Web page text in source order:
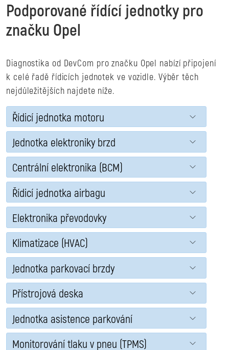
Podporované řídící jednotky pro
značku Opel
Diagnostika od DevCom pro značku Opel nabízí připojení
k celé řadě řídicích jednotek ve vozidle. Výběr těch
nejdůležitějších najdete níže.
Řídicí jednotka motoru
Jednotka elektroniky brzd
Centrální elektronika (BCM)
Řídicí jednotka airbagu
Elektronika převodovky
Klimatizace (HVAC)
Jednotka parkovací brzdy
Přístrojová deska
Jednotka asistence parkování
Monitorování tlaku v pneu (TPMS)